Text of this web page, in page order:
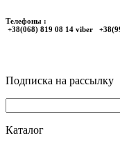
Телефоны :
+38(068) 819 08 14 viber
Подписка на рассылку
Каталог